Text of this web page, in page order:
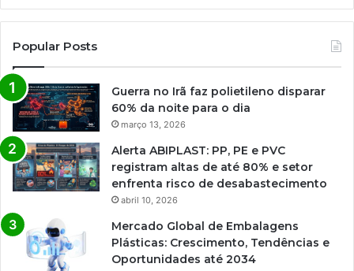
Popular Posts
Guerra no Irã faz polietileno disparar
60% da noite para o dia
março 13, 2026
Alerta ABIPLAST: PP, PE e PVC
registram altas de até 80% e setor
enfrenta risco de desabastecimento
abril 10, 2026
Mercado Global de Embalagens
Plásticas: Crescimento, Tendências e
Oportunidades até 2034